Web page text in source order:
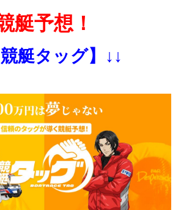
艇予想！
艇タッグ】↓↓